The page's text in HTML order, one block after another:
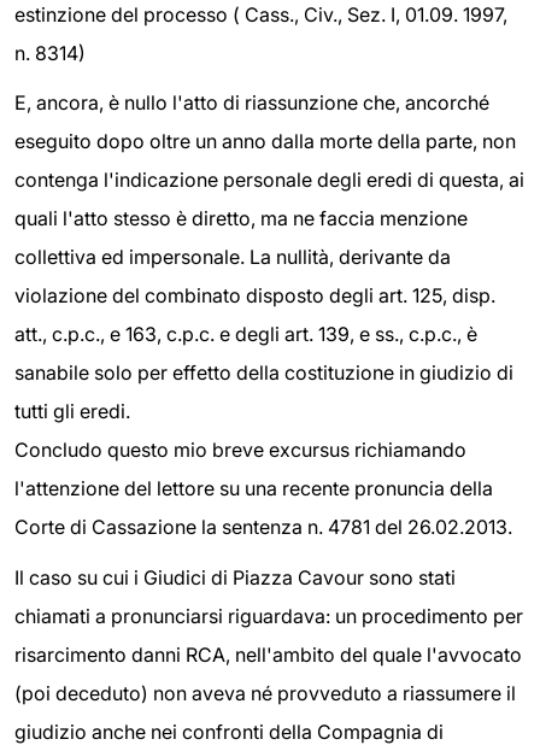
estinzione del processo ( Cass., Civ., Sez. I, 01.09. 1997,
n. 8314)
E, ancora, è nullo l'atto di riassunzione che, ancorché
eseguito dopo oltre un anno dalla morte della parte, non
contenga l'indicazione personale degli eredi di questa, ai
quali l'atto stesso è diretto, ma ne faccia menzione
collettiva ed impersonale. La nullità, derivante da
violazione del combinato disposto degli art. 125, disp.
att., c.p.c., e 163, c.p.c. e degli art. 139, e ss., c.p.c., è
sanabile solo per effetto della costituzione in giudizio di
tutti gli eredi.
Concludo questo mio breve excursus richiamando
l'attenzione del lettore su una recente pronuncia della
Corte di Cassazione la sentenza n. 4781 del 26.02.2013.
Il caso su cui i Giudici di Piazza Cavour sono stati
chiamati a pronunciarsi riguardava: un procedimento per
risarcimento danni RCA, nell'ambito del quale l'avvocato
(poi deceduto) non aveva né provveduto a riassumere il
giudizio anche nei confronti della Compagnia di